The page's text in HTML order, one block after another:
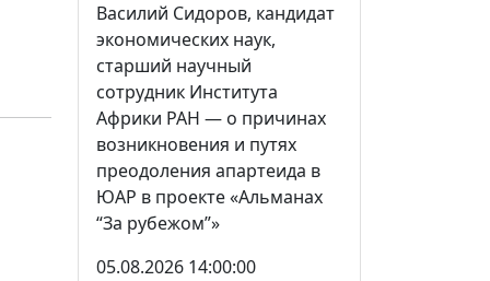
Василий Сидоров, кандидат
экономических наук,
старший научный
сотрудник Института
Африки РАН — о причинах
возникновения и путях
преодоления апартеида в
ЮАР в проекте «Альманах
“За рубежом”»
05.08.2026 14:00:00